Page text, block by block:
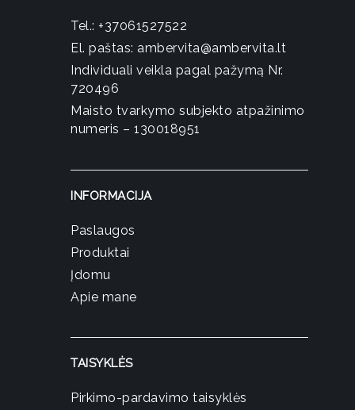
Tel.: +37061527522
El. paštas: ambervita@ambervita.lt
Individuali veikla pagal pažymą Nr.
720496
Maisto tvarkymo subjekto atpažinimo
numeris – 130018951
INFORMACIJA
Paslaugos
Produktai
Įdomu
Apie mane
TAISYKLĖS
Pirkimo-pardavimo taisyklės